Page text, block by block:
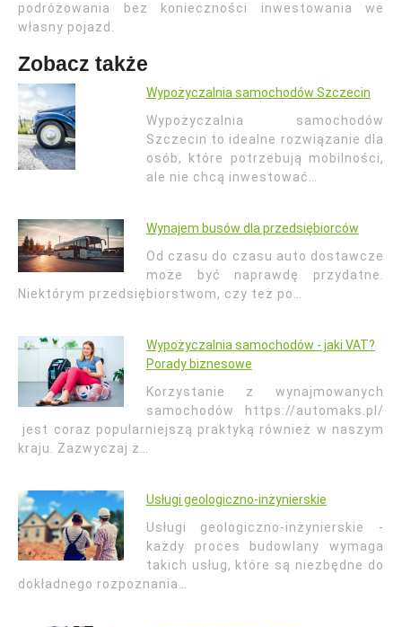
podróżowania bez konieczności inwestowania we
własny pojazd.
Zobacz także
Wypożyczalnia samochodów Szczecin
Wypożyczalnia samochodów
Szczecin to idealne rozwiązanie dla
osób, które potrzebują mobilności,
ale nie chcą inwestować…
Wynajem busów dla przedsiębiorców
Od czasu do czasu auto dostawcze
może być naprawdę przydatne.
Niektórym przedsiębiorstwom, czy też po…
Wypożyczalnia samochodów - jaki VAT?
Porady biznesowe
Korzystanie z wynajmowanych
samochodów https://automaks.pl/
jest coraz popularniejszą praktyką również w naszym
kraju. Zazwyczaj z…
Usługi geologiczno-inżynierskie
Usługi geologiczno-inżynierskie -
każdy proces budowlany wymaga
takich usług, które są niezbędne do
dokładnego rozpoznania…